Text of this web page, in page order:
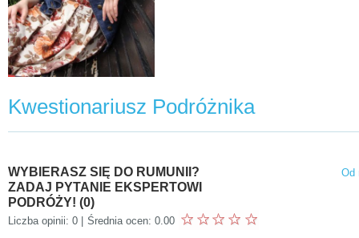
posiadając miliony w
portfelu.
Kwestionariusz Podróżnika
WYBIERASZ SIĘ DO RUMUNII?
ZADAJ PYTANIE EKSPERTOWI
PODRÓŻY! (0)
Od
Liczba opinii: 0 | Średnia ocen: 0.00